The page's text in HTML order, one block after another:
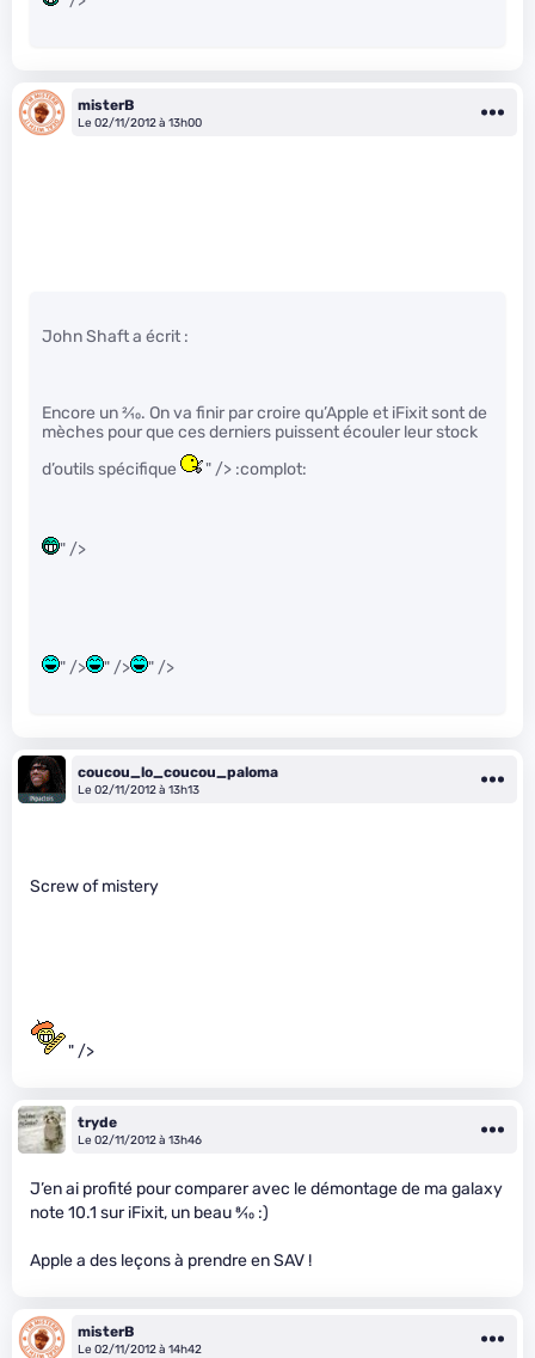
misterB
Le 02/11/2012 à 13h00
John Shaft a écrit :
Encore un2⁄10. On va finir par croire qu’Apple et iFixit sont de
mèches pour que ces derniers puissent écouler leur stock
d’outils spécifique
" /> :complot:
" />
" /> " /> " />
coucou_lo_coucou_paloma
Le 02/11/2012 à 13h13
Screw of mistery
" />
tryde
Le 02/11/2012 à 13h46
J’en ai profité pour comparer avec le démontage de ma galaxy
note 10.1 sur iFixit, un beau8⁄10 :)
Apple a des leçons à prendre en SAV !
misterB
Le 02/11/2012 à 14h42